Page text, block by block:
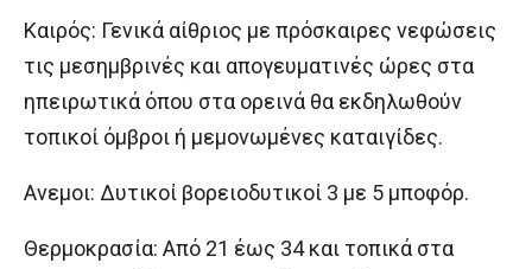
Καιρός: Γενικά αίθριος με πρόσκαιρες νεφώσεις
τις μεσημβρινές και απογευματινές ώρες στα
ηπειρωτικά όπου στα ορεινά θα εκδηλωθούν
τοπικοί όμβροι ή μεμονωμένες καταιγίδες.
Ανεμοι: Δυτικοί βορειοδυτικοί 3 με 5 μποφόρ.
Θερμοκρασία: Από 21 έως 34 και τοπικά στα